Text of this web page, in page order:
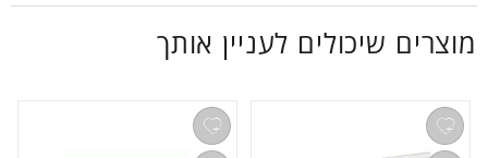
מוצרים שיכולים לעניין אותך